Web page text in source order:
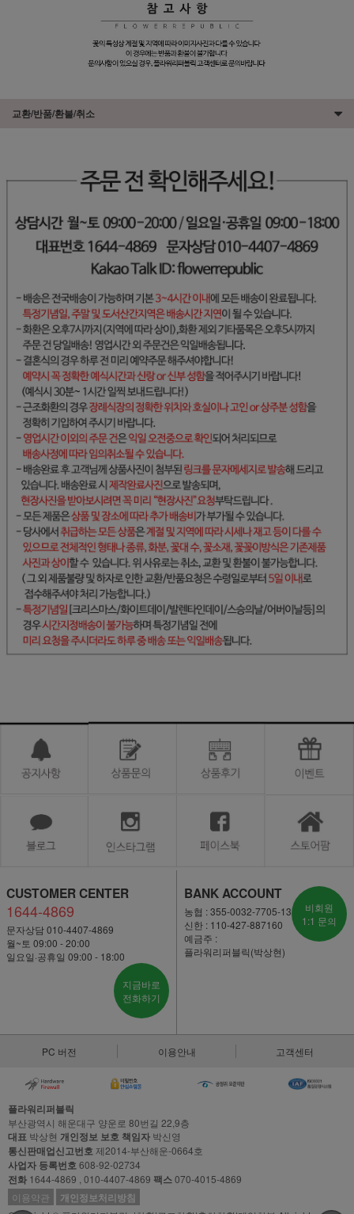
교환/반품/환불/취소
CUSTOMER CENTER
1644-4869
문자상담 010-4407-4869
월~토 09:00 - 20:00
일요일·공휴일 09:00 - 18:00
지금바로
전화하기
BANK ACCOUNT
농협 : 355-0032-7705-13
신한 : 110-427-887160
예금주 :
플라워리퍼블릭(박상현)
비회원
1:1 문의
PC 버전 이용안내 고객센터
플라워리퍼블릭
부산광역시 해운대구 양운로 80번길 22,9층
대표 박상현 개인정보 보호 책임자 박신영
통신판매업신고번호제2014-부산해운-0664호
사업자 등록번호608-92-02734
전화 1644-4869 , 010-4407-4869 팩스070-4015-4869
이용약관
개인정보처리방침